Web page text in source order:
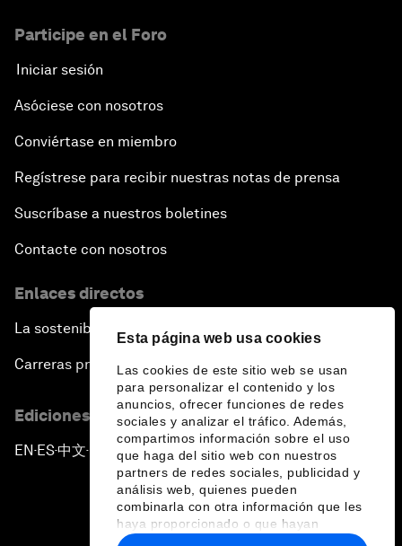
Esta página web usa cookies
Las cookies de este sitio web se usan
para personalizar el contenido y los
anuncios, ofrecer funciones de redes
sociales y analizar el tráfico. Además,
compartimos información sobre el uso
que haga del sitio web con nuestros
partners de redes sociales, publicidad y
análisis web, quienes pueden
combinarla con otra información que les
haya proporcionado o que hayan
recopilado a partir del uso que haya
Participe en el Foro
Iniciar sesión
Asóciese con nosotros
Conviértase en miembro
Regístrese para recibir nuestras notas de prensa
Suscríbase a nuestros boletines
Contacte con nosotros
Enlaces directos
La sostenibilidad en el Foro
Carreras profesionales
Ediciones en otros idiomas
EN ▪ES▪中文▪ 日本語